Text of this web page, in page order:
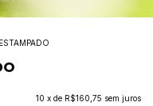
10 x de R$160,75 sem juros